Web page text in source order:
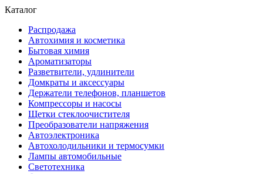
Каталог
Распродажа
Автохимия и косметика
Бытовая химия
Ароматизаторы
Разветвители, удлинители
Домкраты и аксессуары
Держатели телефонов, планшетов
Компрессоры и насосы
Щетки стеклоочистителя
Преобразователи напряжения
Автоэлектроника
Автохолодильники и термосумки
Лампы автомобильные
Светотехника